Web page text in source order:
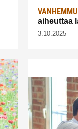
aiheuttaa
3.10.2025